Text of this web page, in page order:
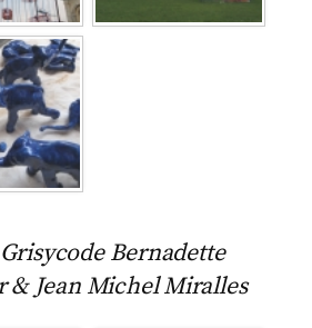
Bernadette
& Jean Michel Miralles